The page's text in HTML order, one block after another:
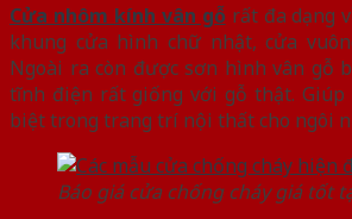
Cửa nhôm kính vân gỗ rất đa dạng
khung cửa hình chữ nhật, cửa
Ngoài ra còn được sơn hình vân gỗ
tĩnh điện rất giống với gỗ thật. Giúp
biệt trong trang trí nội thất cho ngôi
Báo giá cửa chống cháy giá tốt